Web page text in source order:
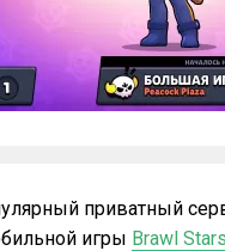
приватный
игры Brawl Stars